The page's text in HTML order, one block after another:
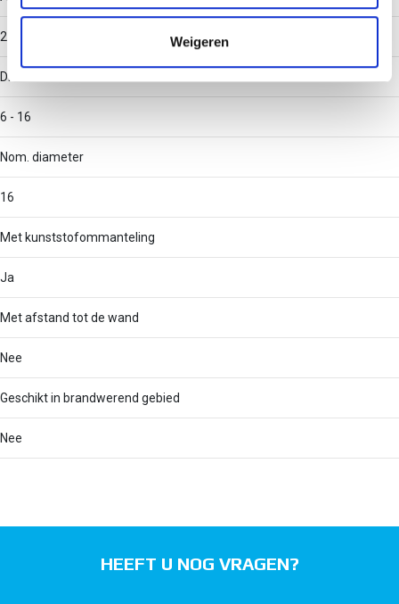
verzameld op basis van uw gebruik van hun services.
Weigeren
2
Diameter
6 - 16
Nom. diameter
16
Met kunststofommanteling
Ja
Met afstand tot de wand
Nee
Geschikt in brandwerend gebied
Nee
HEEFT U NOG VRAGEN?